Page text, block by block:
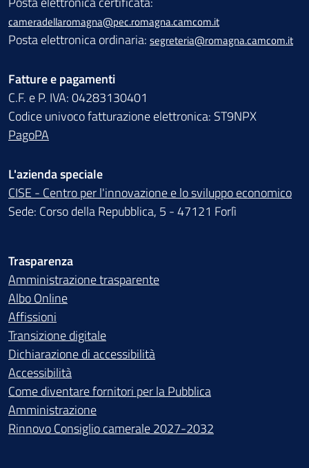
cameradellaromagna@pec.romagna.camcom.it
Posta elettronica ordinaria: segreteria@romagna.camcom.it
Fatture e pagamenti
C.F. e P. IVA: 04283130401
Codice univoco fatturazione elettronica: ST9NPX
PagoPA
L'azienda speciale
CISE - Centro per l'innovazione e lo sviluppo economico
Sede: Corso della Repubblica, 5 - 47121 Forlì
Trasparenza
Amministrazione trasparente
Albo Online
Affissioni
Transizione digitale
Dichiarazione di accessibilità
Accessibilità
Come diventare fornitori per la Pubblica
Amministrazione
Rinnovo Consiglio camerale 2027-2032